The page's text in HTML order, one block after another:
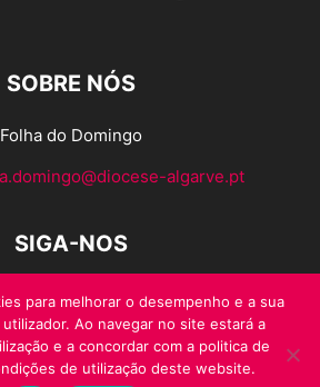
SOBRE NÓS
Folha do Domingo
algarve.pt
SIGA-NOS
para melhorar o desempenho e a sua
Ao navegar no site estará a
e a concordar com a politica de
de utilização deste website.